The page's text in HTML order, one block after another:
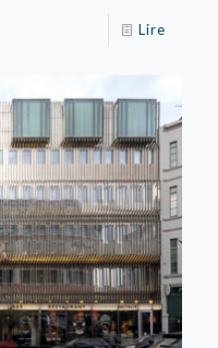
Lire